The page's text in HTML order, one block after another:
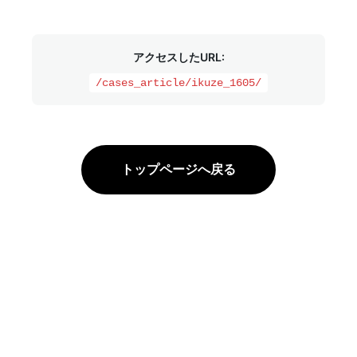
アクセスしたURL:
/cases_article/ikuze_1605/
トップページへ戻る